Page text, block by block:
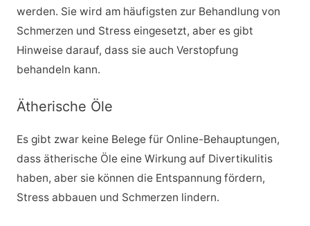
werden. Sie wird am häufigsten zur Behandlung von
Schmerzen und Stress eingesetzt, aber es gibt
Hinweise darauf, dass sie auch Verstopfung
behandeln kann.
Ätherische Öle
Es gibt zwar keine Belege für Online-Behauptungen,
dass ätherische Öle eine Wirkung auf Divertikulitis
haben, aber sie können die Entspannung fördern,
Stress abbauen und Schmerzen lindern.